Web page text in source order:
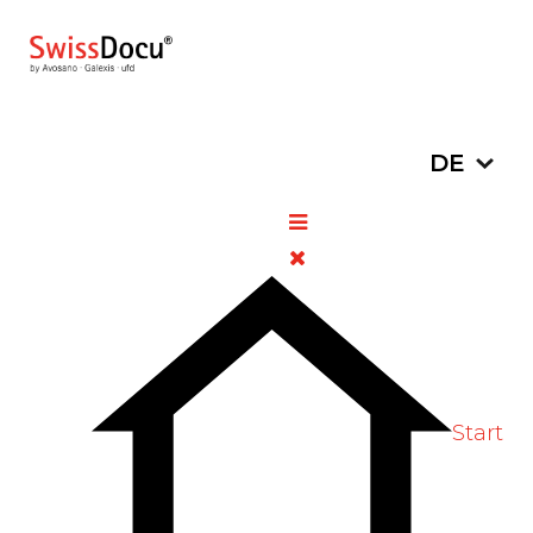
DE
Start
Betriebsbewilligungen
Amino AG und Dr. Heinz
Welti AG: Informationen für
Fachpersonen
Allgemeine
Informationen
857